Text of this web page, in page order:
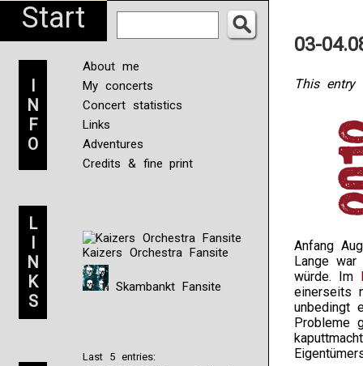
Start
I
N
F
O
About me
My concerts
Concert statistics
Links
Adventures
Credits & fine print
L
I
N
K
S
Kaizers Orchestra Fansite
Skambankt Fansite
Last 5 entries:
03-
This entry
Anfang
Lange
würde. Im
einerseits
unbedingt
Probleme